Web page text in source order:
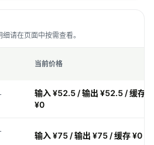
请在页面中按需查看。
当前价格
输入 ¥52.5 / 输出 ¥52.5 / 缓存
¥0
输入 ¥75 / 输出 ¥75 / 缓存 ¥0 /